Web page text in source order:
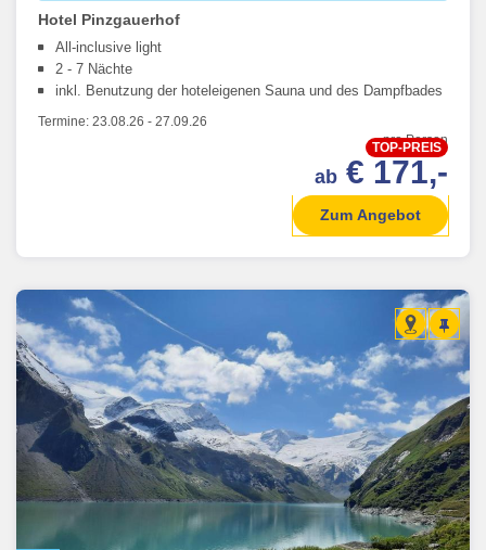
Hotel Pinzgauerhof
All-inclusive light
2 - 7 Nächte
inkl. Benutzung der hoteleigenen Sauna und des Dampfbades
Termine: 23.08.26 - 27.09.26
pro Person
TOP-PREIS
ab € 171,-
Zum Angebot